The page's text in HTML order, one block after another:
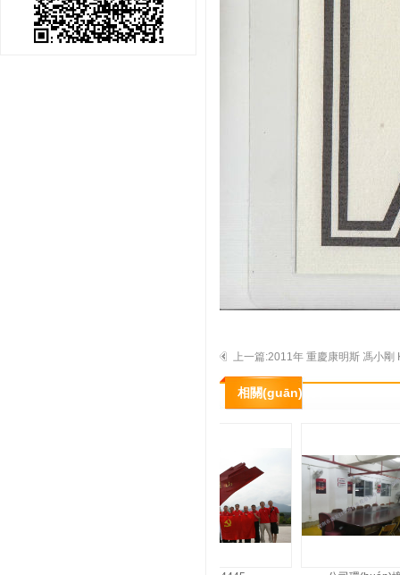
上一篇:2011年 重慶康明斯 馮小
認證培訓證書(shū)
相關(guān)展示